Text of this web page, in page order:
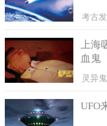
考古
上海
血鬼
灵异
UFO